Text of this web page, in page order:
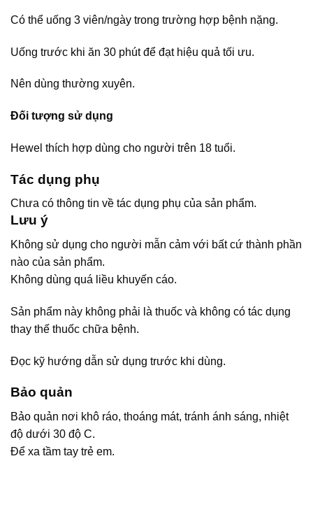
Có thể uống 3 viên/ngày trong trường hợp bệnh nặng.
Uống trước khi ăn 30 phút để đạt hiệu quả tối ưu.
Nên dùng thường xuyên.
Đối tượng sử dụng
Hewel thích hợp dùng cho người trên 18 tuổi.
Tác dụng phụ
Chưa có thông tin về tác dụng phụ của sản phẩm.
Lưu ý
Không sử dụng cho người mẫn cảm với bất cứ thành phần
nào của sản phẩm.
Không dùng quá liều khuyến cáo.
Sản phẩm này không phải là thuốc và không có tác dụng
thay thế thuốc chữa bệnh.
Đọc kỹ hướng dẫn sử dụng trước khi dùng.
Bảo quản
Bảo quản nơi khô ráo, thoáng mát, tránh ánh sáng, nhiệt
độ dưới 30 độ C.
Để xa tầm tay trẻ em.